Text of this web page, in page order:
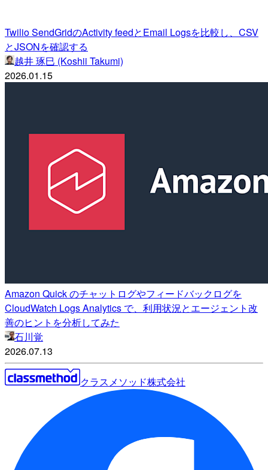
Twilio SendGridのActivity feedとEmail Logsを比較し、CSV
とJSONを確認する
越井 琢巳 (Koshii Takumi)
2026.01.15
Amazon Quick のチャットログやフィードバックログを
CloudWatch Logs Analytics で、利用状況とエージェント改
善のヒントを分析してみた
石川覚
2026.07.13
クラスメソッド株式会社